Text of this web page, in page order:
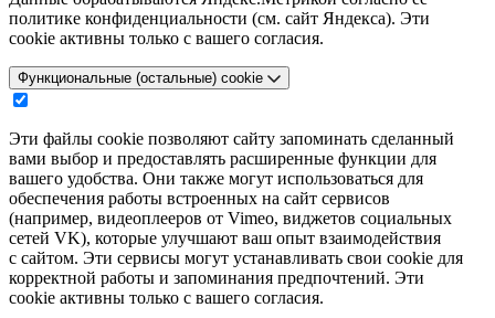
политике конфиденциальности (см. сайт Яндекса). Эти
cookie активны только с вашего согласия.
Функциональные (остальные) cookie
Эти файлы cookie позволяют сайту запоминать сделанный
вами выбор и предоставлять расширенные функции для
вашего удобства. Они также могут использоваться для
обеспечения работы встроенных на сайт сервисов
(например, видеоплееров от Vimeo, виджетов социальных
сетей VK), которые улучшают ваш опыт взаимодействия
с сайтом. Эти сервисы могут устанавливать свои cookie для
корректной работы и запоминания предпочтений. Эти
cookie активны только с вашего согласия.